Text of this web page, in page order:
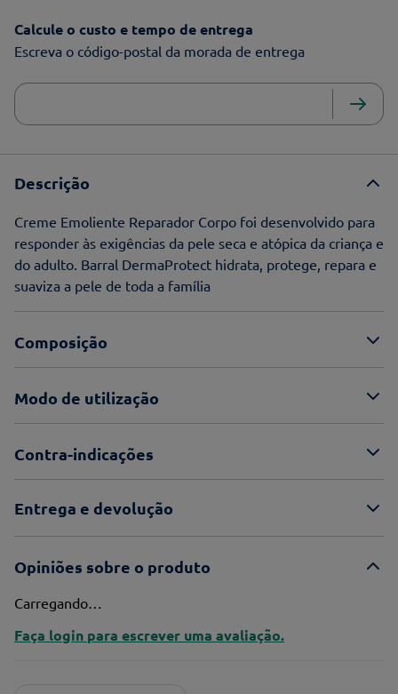
Calcule o custo e tempo de entrega
Escreva o código-postal da morada de entrega
Descrição
Creme Emoliente Reparador Corpo foi desenvolvido para
responder às exigências da pele seca e atópica da criança e
do adulto. Barral DermaProtect hidrata, protege, repara e
suaviza a pele de toda a família
Composição
Modo de utilização
Contra-indicações
Entrega e devolução
Opiniões sobre o produto
Carregando…
Faça login para escrever uma avaliação.